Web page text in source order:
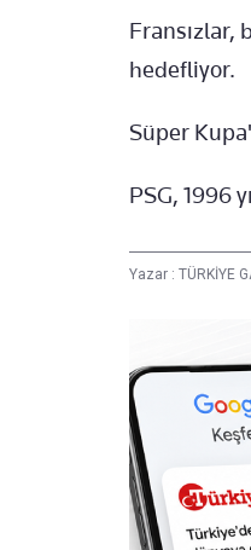
Fransızlar,
hedefliyor.
Süper
PSG, 1996
Yazar : TÜRKİYE